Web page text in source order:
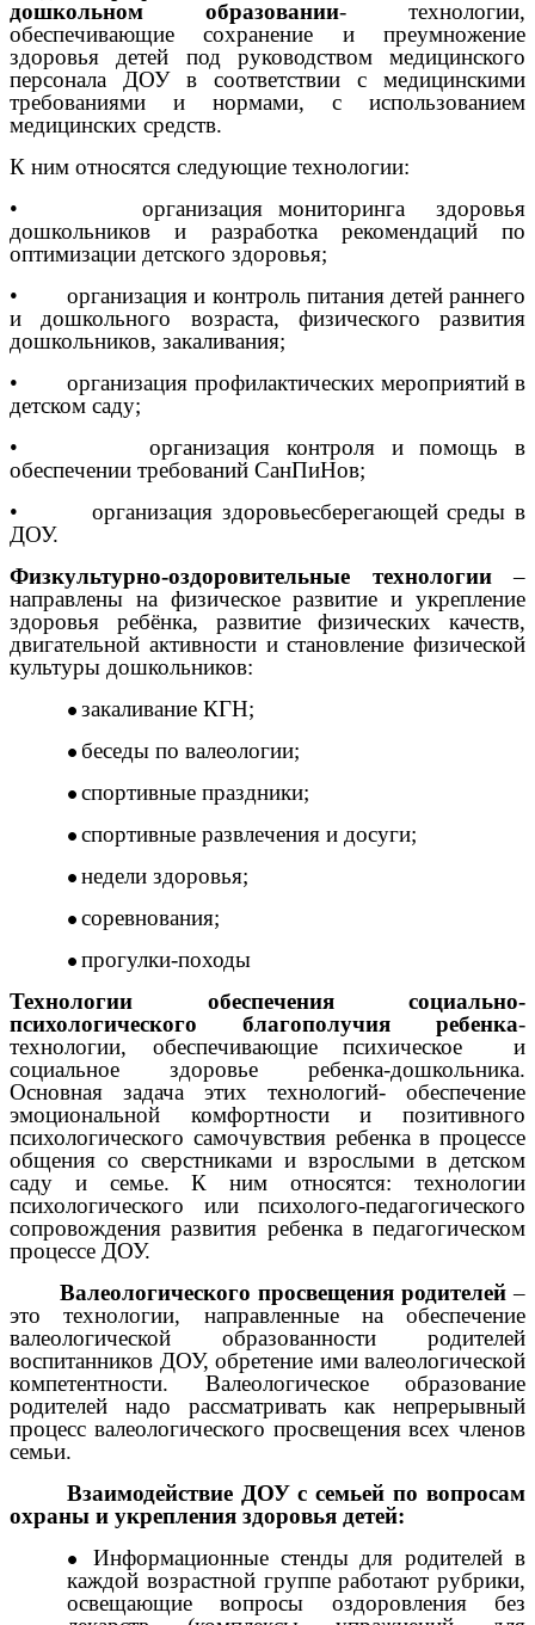
дошкольном образовании- технологии,
обеспечивающие сохранение и преумножение
здоровья детей под руководством медицинского
персонала ДОУ в соответствии с медицинскими
требованиями и нормами, с использованием
медицинских средств.
К ним относятся следующие технологии:
• организация мониторинга здоровья
дошкольников и разработка рекомендаций по
оптимизации детского здоровья;
• организация и контроль питания детей раннего
и дошкольного возраста, физического развития
дошкольников, закаливания;
• организация профилактических мероприятий в
детском саду;
• организация контроля и помощь в
обеспечении требований СанПиНов;
• организация здоровьесберегающей среды в
ДОУ.
Физкультурно-оздоровительные технологии–
направлены на физическое развитие и укрепление
здоровья ребёнка, развитие физических качеств,
двигательной активности и становление физической
культуры дошкольников:
закаливание КГН;
беседы по валеологии;
спортивные праздники;
спортивные развлечения и досуги;
недели здоровья;
соревнования;
прогулки-походы
Технологии обеспечения социально-
психологического благополучия ребенка-
технологии, обеспечивающие психическое и
социальное здоровье ребенка-дошкольника.
Основная задача этих технологий- обеспечение
эмоциональной комфортности и позитивного
психологического самочувствия ребенка в процессе
общения со сверстниками и взрослыми в детском
саду и семье. К ним относятся: технологии
психологического или психолого-педагогического
сопровождения развития ребенка в педагогическом
процессе ДОУ.
Валеологического просвещения родителей –
это технологии, направленные на обеспечение
валеологической образованности родителей
воспитанников ДОУ, обретение ими валеологической
компетентности. Валеологическое образование
родителей надо рассматривать как непрерывный
процесс валеологического просвещения всех членов
семьи.
Взаимодействие ДОУ с семьей по вопросам
охраны и укрепления здоровья детей:
Информационные стенды для родителей в
каждой возрастной группе работают рубрики,
освещающие вопросы оздоровления без